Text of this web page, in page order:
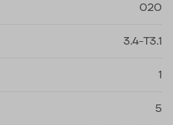
020
3.4-Т3.1
1
5